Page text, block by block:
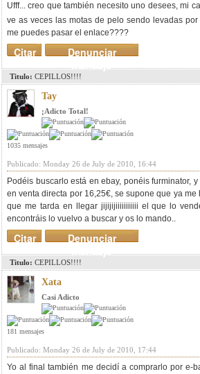
Ufff... creo que también necesito uno desees, mi
ve as veces las motas de pelo sendo levadas
me puedes pasar el enlace????
Denunciar
mensaje
Citar
Titulo: CEPILLOS!!!!
Tay
¡Adicto Total!
1035 mensajes
Publicado: Monday 26 de July de 2010, 16:44
Podéis buscarlo está en ebay, ponéis furminator,
en venta directa por 16,25€, se supone que ya
que me tarda en llegar jijijijiiiiiiiiiii el que lo
encontráis lo vuelvo a buscar y os lo mando..
Denunciar
mensaje
Citar
Titulo: CEPILLOS!!!!
Xata
Casi Adicto
181 mensajes
Publicado: Monday 26 de July de 2010, 17:44
Yo al final también me decidí a comprarlo por e-